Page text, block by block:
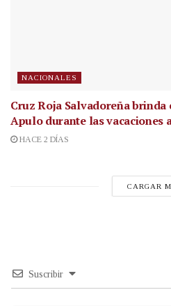
NACIONALES
Cruz Roja Salvadoreña brinda
Apulo durante las vacaciones
HACE 2 DÍAS
CARGAR
Suscribir